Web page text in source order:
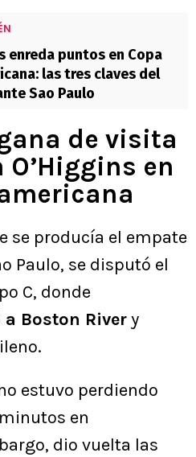
enreda puntos en Copa
las tres claves del
Sao Paulo
de visita
en
se producía el empate
Paulo, se disputó el
C, donde
Boston Rivery
estuvo perdiendo
en
dio vuelta las